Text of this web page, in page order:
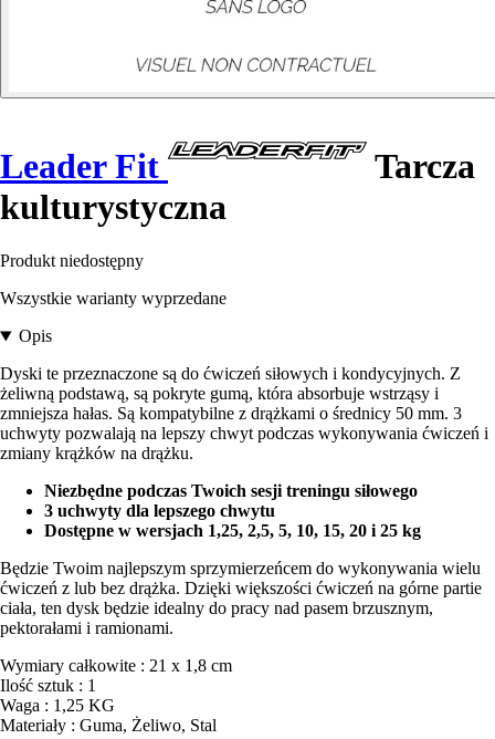
Leader Fit
Tarcza
kulturystyczna
Produkt niedostępny
Wszystkie warianty wyprzedane
Opis
Dyski te przeznaczone są do ćwiczeń siłowych i kondycyjnych. Z
żeliwną podstawą, są pokryte gumą, która absorbuje wstrząsy i
zmniejsza hałas. Są kompatybilne z drążkami o średnicy 50 mm. 3
uchwyty pozwalają na lepszy chwyt podczas wykonywania ćwiczeń i
zmiany krążków na drążku.
Niezbędne podczas Twoich sesji treningu siłowego
3 uchwyty dla lepszego chwytu
Dostępne w wersjach 1,25, 2,5, 5, 10, 15, 20 i 25 kg
Będzie Twoim najlepszym sprzymierzeńcem do wykonywania wielu
ćwiczeń z lub bez drążka. Dzięki większości ćwiczeń na górne partie
ciała, ten dysk będzie idealny do pracy nad pasem brzusznym,
pektorałami i ramionami.
Wymiary całkowite : 21 x 1,8 cm
Ilość sztuk : 1
Waga : 1,25 KG
Materiały : Guma, Żeliwo, Stal